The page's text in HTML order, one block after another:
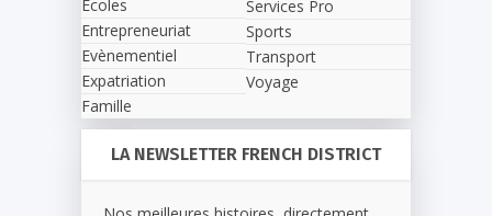
Écoles
Entrepreneuriat
Evènementiel
Expatriation
Famille
Services Pro
Sports
Transport
Voyage
LA NEWSLETTER FRENCH DISTRICT